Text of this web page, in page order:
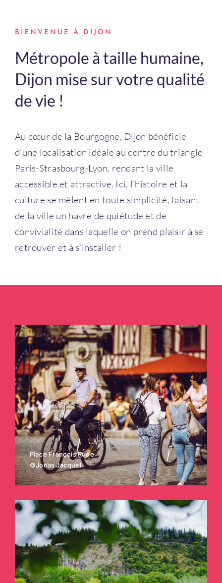
BIENVENUE À DIJON
Métropole à taille humaine,
Dijon mise sur votre qualité
de vie !
Au cœur de la Bourgogne, Dijon bénéficie
d’une localisation idéale au centre du triangle
Paris-Strasbourg-Lyon, rendant la ville
accessible et attractive. Ici, l’histoire et la
culture se mêlent en toute simplicité, faisant
de la ville un havre de quiétude et de
convivialité dans laquelle on prend plaisir à se
retrouver et à s’installer !
Place François Rude
©Jonas Jacquel